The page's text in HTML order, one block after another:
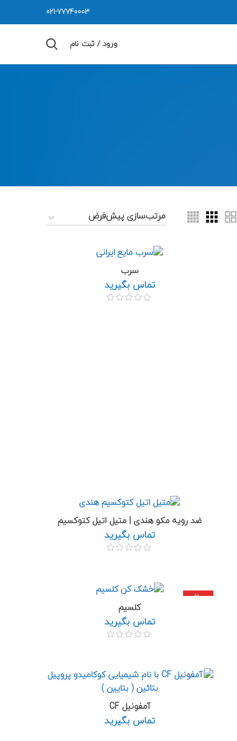
021-77740003
ورود / ثبت نام
سرب
تماس بگیرید
ضد رویه مکو هندی | متیل اتیل کتوکسیم
تماس بگیرید
داغ
کلسیم
تماس بگیرید
آمفونیل CF
تماس بگیرید